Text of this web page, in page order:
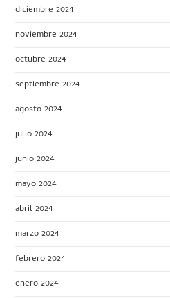
diciembre 2024
noviembre 2024
octubre 2024
septiembre 2024
agosto 2024
julio 2024
junio 2024
mayo 2024
abril 2024
marzo 2024
febrero 2024
enero 2024